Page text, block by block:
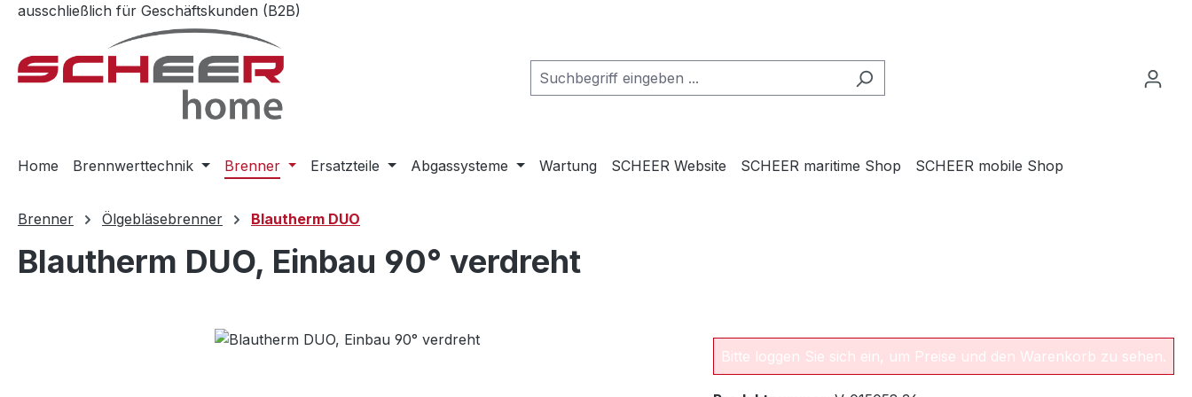
Hauptinhalt springen
Zur Suche springen
Zur Hauptnavigation springen
ausschließlich für Geschäftskunden (B2B)
Home Brennwerttechnik Brenner Ersatzteile Abgassysteme Wartung SCHEER Website SCHEER maritime Shop SCHEER mobile Shop
Brenner Ölgebläsebrenner Blautherm DUO
Blautherm DUO, Einbau 90° verdreht
Bitte loggen Sie sich ein, um Preise und den Warenkorb zu sehen.